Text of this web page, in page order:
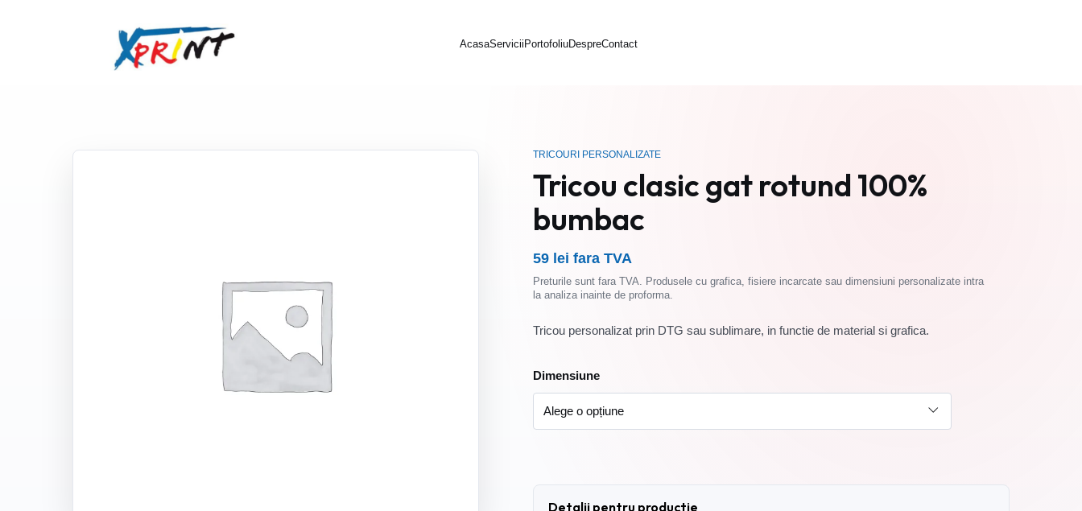
AcasaServicii PortofoliuDespreContact
TRICOURI PERSONALIZATE
Tricou clasic gat rotund 100%
bumbac
59 lei fara TVA
Preturile sunt fara TVA. Produsele cu grafica, fisiere incarcate sau dimensiuni personalizate intra
la analiza inainte de proforma.
Tricou personalizat prin DTG sau sublimare, in functie de material si grafica.
Dimensiune
Detalii pentru productie